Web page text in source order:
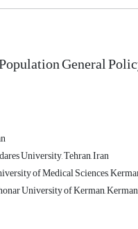
General
University, Tehran, Iran
of Medical Sciences,
University of Kerman,